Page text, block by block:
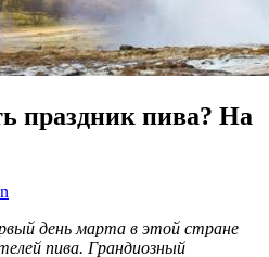
праздник пива? На
день марта в этой стране
пива. Грандиозный